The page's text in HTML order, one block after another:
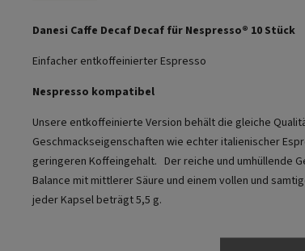
Danesi Caffe Decaf Decaf für Nespresso® 10 Stück
Einfacher entkoffeinierter Espresso
Nespresso kompatibel
Unsere entkoffeinierte Version behält die gleiche
Geschmackseigenschaften wie echter italienischer
geringeren Koffeingehalt. Der reiche und umhüllende
Balance mit mittlerer Säure und einem vollen und
jeder Kapsel beträgt 5,5 g.